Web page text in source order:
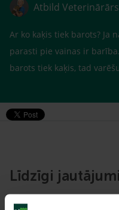
Atbild
Ar ko kaķis tiek barots? Ja
parasti pie vainas ir
barots tiek kaķis, tad
Līdzīgi jautājumi
Mūsu eksperti spēs